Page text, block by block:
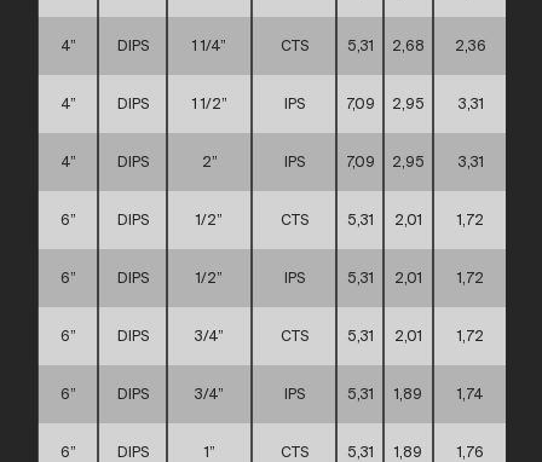
4” DIPS 1 1/4” CTS 5,31 2,68 2,36
4” DIPS 1 1/2” IPS 7,09 2,95 3,31
4” DIPS 2” IPS 7,09 2,95 3,31
6” DIPS 1/2” CTS 5,31 2,01 1,72
6” DIPS 1/2” IPS 5,31 2,01 1,72
6” DIPS 3/4” CTS 5,31 2,01 1,72
6” DIPS 3/4” IPS 5,31 1,89 1,74
6” DIPS 1” CTS 5,31 1,89 1,76